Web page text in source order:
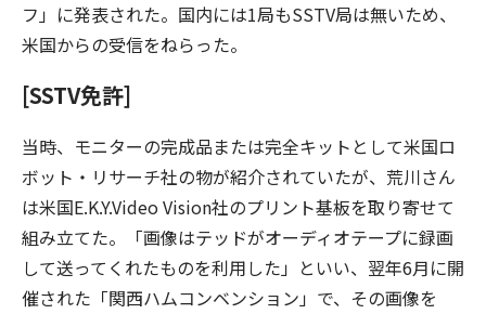
フ」に発表された。国内には1局もSSTV局は無いため、
米国からの受信をねらった。
[SSTV免許]
当時、モニターの完成品または完全キットとして米国ロ
ボット・リサーチ社の物が紹介されていたが、荒川さん
は米国E.K.Y.Video Vision社のプリント基板を取り寄せて
組み立てた。「画像はテッドがオーディオテープに録画
して送ってくれたものを利用した」といい、翌年6月に開
催された「関西ハムコンベンション」で、その画像を